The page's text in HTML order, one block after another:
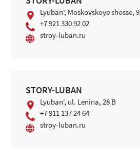
Lyuban', Moskovskoye shosse, 9
+7 921 330 92 02
stroy-luban.ru
STORY-LUBAN
Lyuban', ul. Lenina, 28 В
+7 911 137 24 64
stroy-luban.ru